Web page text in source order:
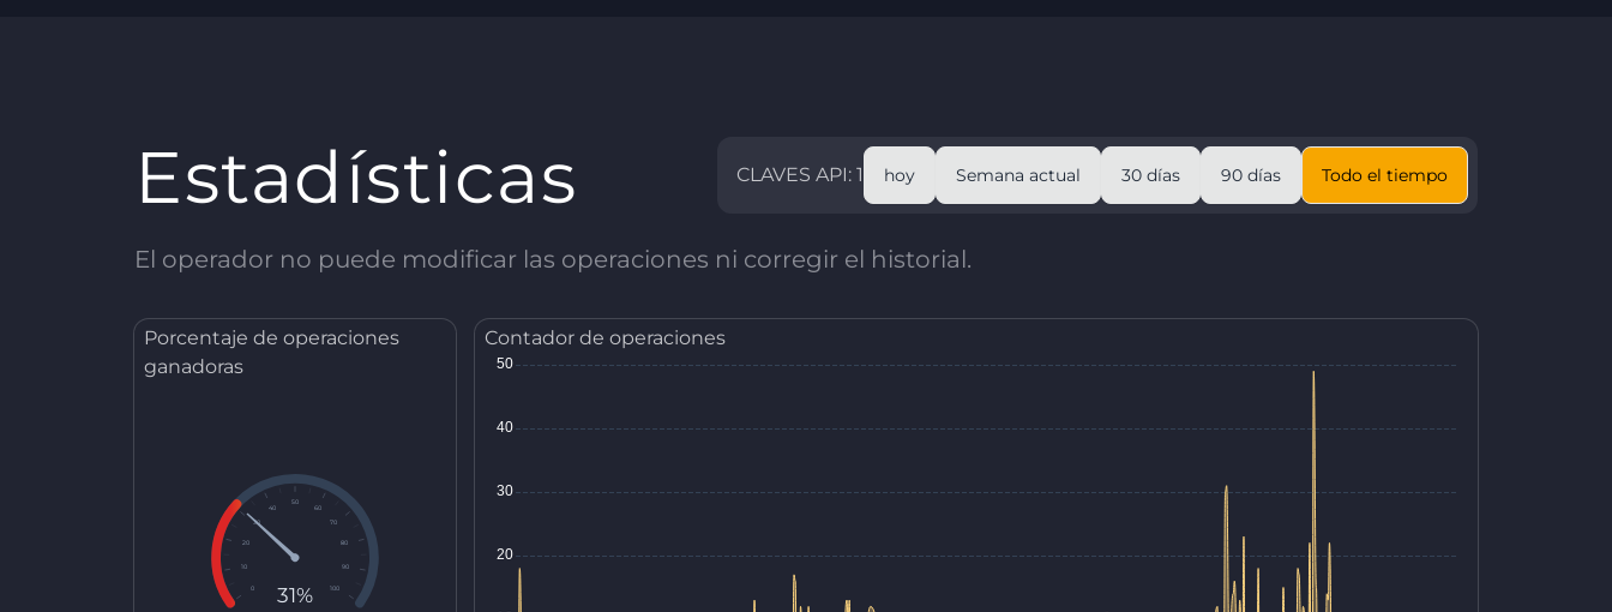
Estadísticas CLAVES API: 1 hoy Semana actual 30 días 90 días Todo el tiempo
El operador no puede modificar las operaciones ni corregir el historial.
Porcentaje de operaciones
ganadoras
0
10
20
30
40
50
60
70
80
90
100
31%
Contador de operaciones